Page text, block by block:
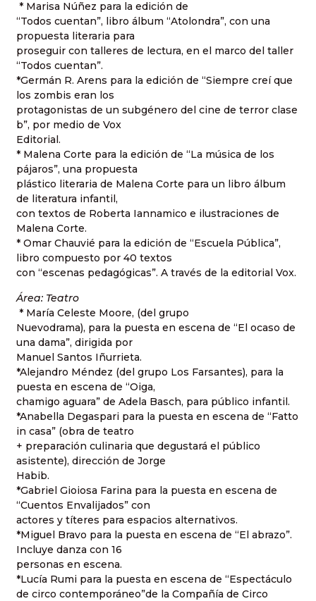
* Marisa Núñez para la edición de
“Todos cuentan”, libro álbum “Atolondra”, con una
propuesta literaria para
proseguir con talleres de lectura, en el marco del taller
“Todos cuentan”.
*Germán R. Arens para la edición de “Siempre creí que
los zombis eran los
protagonistas de un subgénero del cine de terror clase
b”, por medio de Vox
Editorial.
* Malena Corte para la edición de “La música de los
pájaros”, una propuesta
plástico literaria de Malena Corte para un libro álbum
de literatura infantil,
con textos de Roberta Iannamico e ilustraciones de
Malena Corte.
* Omar Chauvié para la edición de “Escuela Pública”,
libro compuesto por 40 textos
con “escenas pedagógicas”. A través de la editorial Vox.
Área: Teatro
* María Celeste Moore, (del grupo
Nuevodrama), para la puesta en escena de “El ocaso de
una dama”, dirigida por
Manuel Santos Iñurrieta.
*Alejandro Méndez (del grupo Los Farsantes), para la
puesta en escena de “Oiga,
chamigo aguara” de Adela Basch, para público infantil.
*Anabella Degaspari para la puesta en escena de “Fatto
in casa” (obra de teatro
+ preparación culinaria que degustará el público
asistente), dirección de Jorge
Habib.
*Gabriel Gioiosa Farina para la puesta en escena de
“Cuentos Envalijados” con
actores y títeres para espacios alternativos.
*Miguel Bravo para la puesta en escena de “El abrazo”.
Incluye danza con 16
personas en escena.
*Lucía Rumi para la puesta en escena de “Espectáculo
de circo contemporáneo”de la Compañía de Circo